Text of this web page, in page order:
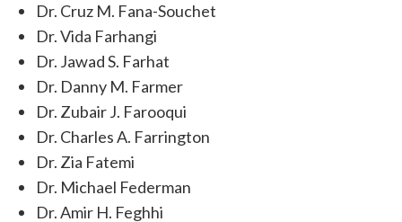
Dr. Cruz M. Fana-Souchet
Dr. Vida Farhangi
Dr. Jawad S. Farhat
Dr. Danny M. Farmer
Dr. Zubair J. Farooqui
Dr. Charles A. Farrington
Dr. Zia Fatemi
Dr. Michael Federman
Dr. Amir H. Feghhi